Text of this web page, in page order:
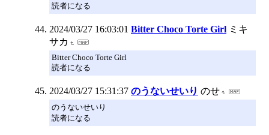
読者になる
2024/03/27 16:03:01 Bitter Choco Torte Girl ミキ
サカ
Bitter Choco Torte Girl
読者になる
2024/03/27 15:31:37 のうないせいり のせ
のうないせいり
読者になる